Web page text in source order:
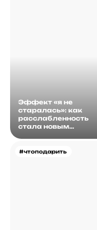
Эффект «я не
старалась»: как
расслабленность
стала новым
#чтоподарить